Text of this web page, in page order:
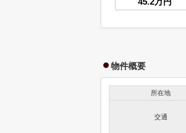
物件概要
所在地
交通